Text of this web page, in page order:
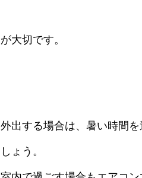
が大切です。
外出する場合は、暑い時間
しょう。